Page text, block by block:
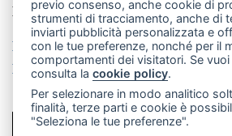
Made by VIP
Privacy policy
Cookie policy
Rivedi le tue scelte sui cookie
SCRIVICI
previo consenso, anche cookie di
strumenti di tracciamento, anche di
inviarti pubblicità personalizzata e
con le tue preferenze, nonché per il
comportamenti dei visitatori. Se
consulta lacookie policy.
Per selezionare in modo analitico
finalità, terze parti e cookie è
"Seleziona le tue preferenze".